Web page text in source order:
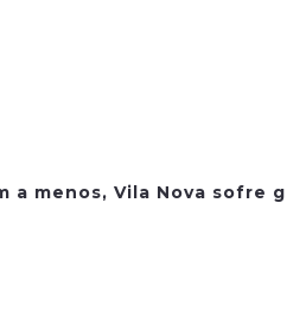
a menos, Vila Nova sofre